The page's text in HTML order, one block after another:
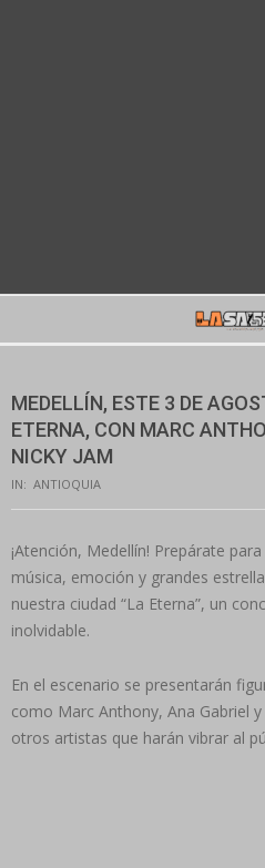
MEDELLÍN, ESTE 3 DE
ETERNA, CON MARC
NICKY JAM
IN: ANTIOQUIA
¡Atención, Medellín! Prepárate
música, emoción y grandes
nuestra ciudad “La Eterna”, un
inolvidable.
En el escenario se presentarán
como Marc Anthony, Ana Gabriel
otros artistas que harán vibrar al